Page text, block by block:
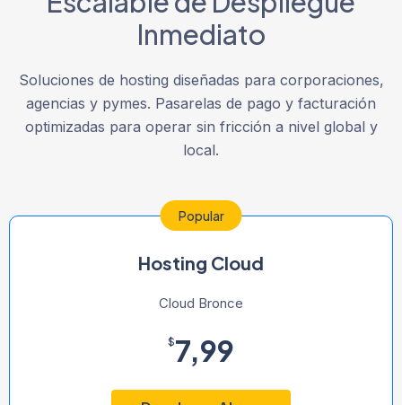
Inmediato
Soluciones de hosting diseñadas para corporaciones,
agencias y pymes. Pasarelas de pago y facturación
optimizadas para operar sin fricción a nivel global y
local.
Popular
Hosting Cloud
Cloud Bronce
$7,99